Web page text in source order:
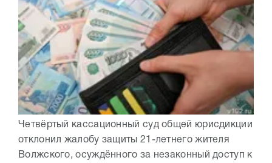
Четвёртый кассационный суд общей юрисдикции
отклонил жалобу защиты 21-летнего жителя
Волжского, осуждённого за незаконный доступ к